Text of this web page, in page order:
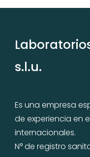
s.l.u.
Es una empresa
de experiencia en
internacionales.
N° de registro